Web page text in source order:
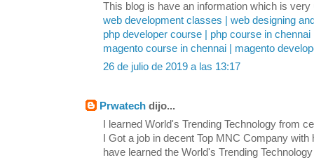
This blog is have an information which is
web development classes | web designing
php developer course | php course in chennai
magento course in chennai | magento
26 de julio de 2019 a las 13:17
Prwatech dijo...
I learned World's Trending Technology from
I Got a job in decent Top MNC Company
have learned the World's Trending